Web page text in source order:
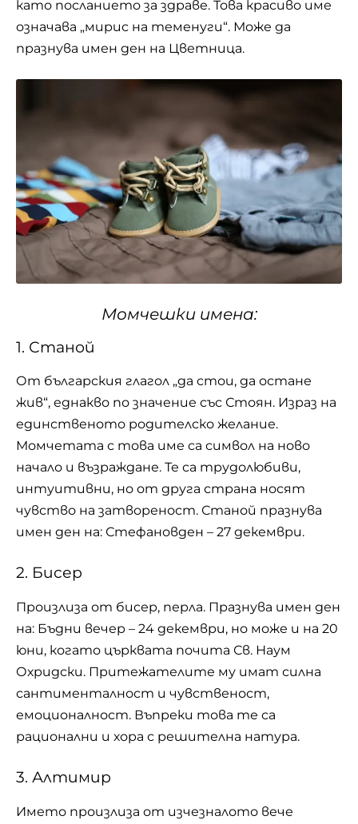
като посланието за здраве. Това красиво име
означава „мирис на теменуги“. Може да
празнува имен ден на Цветница.
Момчешки имена:
1. Станой
От българския глагол „да стои, да остане
жив“, еднакво по значение със Стоян. Израз на
единственото родителско желание.
Момчетата с това име са символ на ново
начало и възраждане. Те са трудолюбиви,
интуитивни, но от друга страна носят
чувство на затвореност. Станой празнува
имен ден на: Стефановден – 27 декември.
2. Бисер
Произлиза от бисер, перла. Празнува имен ден
на: Бъдни вечер – 24 декември, но може и на 20
юни, когато църквата почита Св. Наум
Охридски. Притежателите му имат силна
сантименталност и чувственост,
емоционалност. Въпреки това те са
рационални и хора с решителна натура.
3. Алтимир
Името произлиза от изчезналото вече